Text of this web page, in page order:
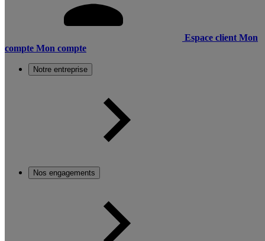
Espace client Mon
compte Mon compte
Notre entreprise
Nos engagements